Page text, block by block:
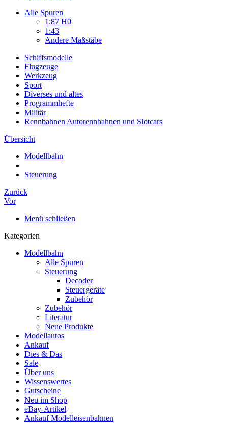
Alle Spuren
1:87 H0
1:43
Andere Maßstäbe
Schiffsmodelle
Flugzeuge
Werkzeug
Sport
Diverses und altes
Programmhefte
Militär
Rennbahnen Autorennbahnen und Slotcars
Übersicht
Modellbahn
Steuerung
Zurück
Vor
Menü schließen
Kategorien
Modellbahn
Alle Spuren
Steuerung
Decoder
Steuergeräte
Zubehör
Zubehör
Literatur
Neue Produkte
Modellautos
Ankauf
Dies & Das
Sale
Über uns
Wissenswertes
Gutscheine
Neu im Shop
eBay-Artikel
Ankauf Modelleisenbahnen